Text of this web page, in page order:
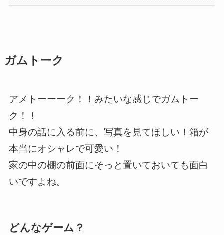
ガムトーク
アメトーーーク！！みたいな感じでガムトー
ク！！
中身の話に入る前に、写真を見てほしい！箱が
本当にオシャレで可愛い！
家の中の棚の前面にそっと置いておいても面白
いですよね。
どんなゲーム？